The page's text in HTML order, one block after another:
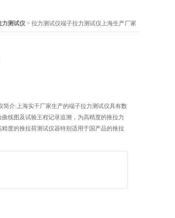
力测试仪 > 拉力测试仪端子拉力测试仪上海生产厂家
介:上海实干厂家生产的端子拉力测试仪具有数
线图及试验王程记录追溯，为高精度的推拉力
度的推拉荷测试仪器特别适用于国产品的推拉